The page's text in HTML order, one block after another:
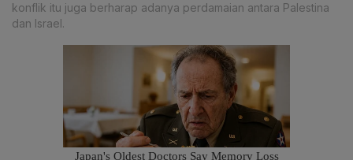
konflik itu juga berharap adanya perdamaian antara Palestina
dan Israel.